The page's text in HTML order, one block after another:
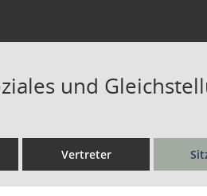
und
Vertreter